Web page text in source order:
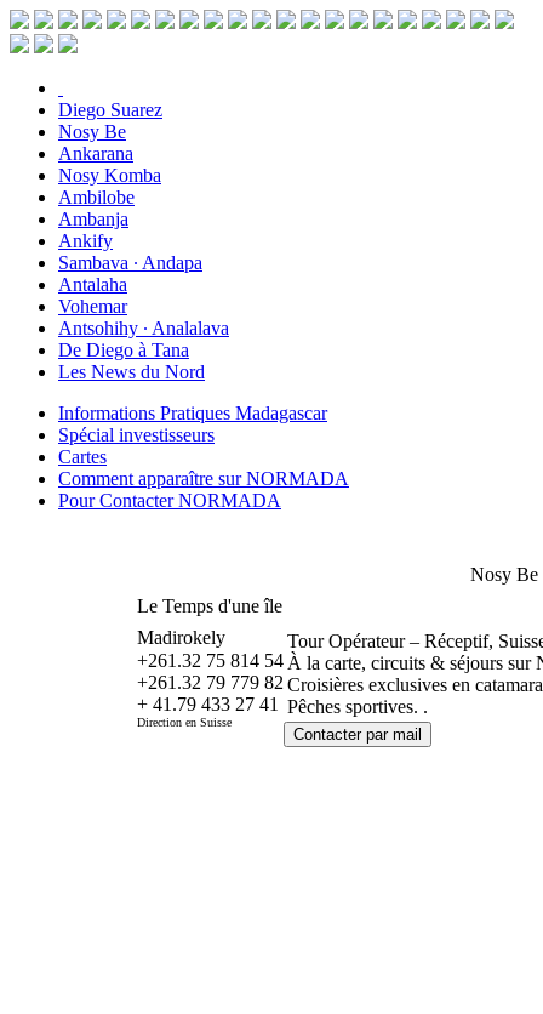
Diego Suarez
Nosy Be
Ankarana
Nosy Komba
Ambilobe
Ambanja
Ankify
Sambava ∙ Andapa
Antalaha
Vohemar
Antsohihy ∙ Analalava
De Diego à Tana
Les News du Nord
Informations Pratiques Madagascar
Spécial investisseurs
Cartes
Comment apparaître sur NORMADA
Pour Contacter NORMADA
Nosy
Le Temps d'une île
Madirokely
+261.32 75 814 54
+261.32 79 779 82
+ 41.79 433 27 41
Direction en Suisse
Tour Opérateur – Réceptif,
À la carte, circuits & séjours sur
Croisières exclusives en
Pêches sportives. .